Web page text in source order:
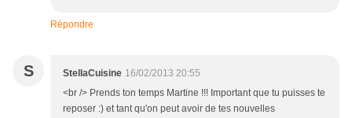
Répondre
S StellaCuisine 16/02/2013 20:55
<br /> Prends ton temps Martine !!! Important que tu puisses te
reposer :) et tant qu'on peut avoir de tes nouvelles